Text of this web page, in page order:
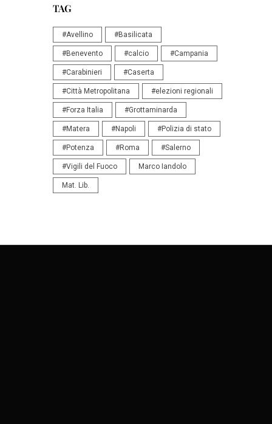
TAG
#Avellino #Basilicata
#Benevento #calcio #Campania
#Carabinieri #Caserta
#Città Metropolitana #elezioni regionali
#Forza Italia #Grottaminarda
#Matera #Napoli #Polizia di stato
#Potenza #Roma #Salerno
#Vigili del Fuoco Marco Iandolo
Mat. Lib.